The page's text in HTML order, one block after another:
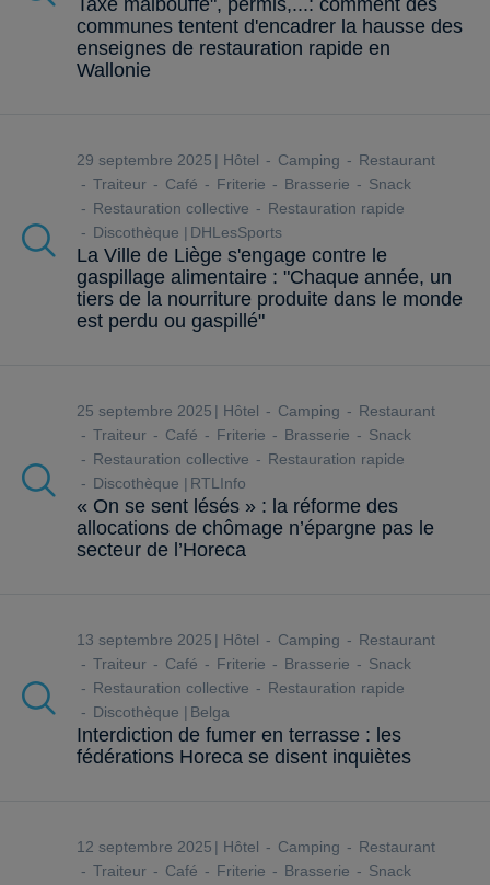
Taxe malbouffe", permis,...: comment des
communes tentent d'encadrer la hausse des
enseignes de restauration rapide en
Wallonie
29 septembre 2025 Hôtel Camping
Restaurant
Traiteur
Café Friterie Brasserie
Snack
Restauration collective
Restauration rapide
Discothèque
DHLesSports
La Ville de Liège s'engage contre le
gaspillage alimentaire : "Chaque année, un
tiers de la nourriture produite dans le monde
est perdu ou gaspillé"
25 septembre 2025 Hôtel Camping
Restaurant
Traiteur
Café Friterie Brasserie
Snack
Restauration collective
Restauration rapide
Discothèque
RTLInfo
« On se sent lésés » : la réforme des
allocations de chômage n’épargne pas le
secteur de l’Horeca
13 septembre 2025 Hôtel Camping
Restaurant
Traiteur
Café Friterie Brasserie
Snack
Restauration collective
Restauration rapide
Discothèque
Belga
Interdiction de fumer en terrasse : les
fédérations Horeca se disent inquiètes
12 septembre 2025 Hôtel Camping
Restaurant
Traiteur
Café Friterie Brasserie
Snack